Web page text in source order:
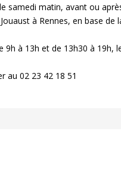
samedi matin, avant ou
à Rennes, en base de
9h à 13h et de 13h30 à 19h,
au 02 23 42 18 51